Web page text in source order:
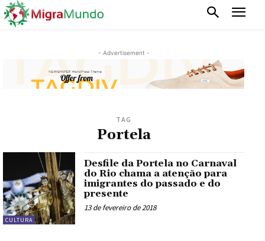
- Advertisement -
TAG
Portela
CULTURA
Desfile da Portela no Carnaval
do Rio chama a atenção para
imigrantes do passado e do
presente
13 de fevereiro de 2018